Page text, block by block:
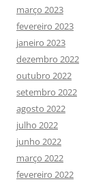
março 2023
fevereiro 2023
janeiro 2023
dezembro 2022
outubro 2022
setembro 2022
agosto 2022
julho 2022
junho 2022
março 2022
fevereiro 2022